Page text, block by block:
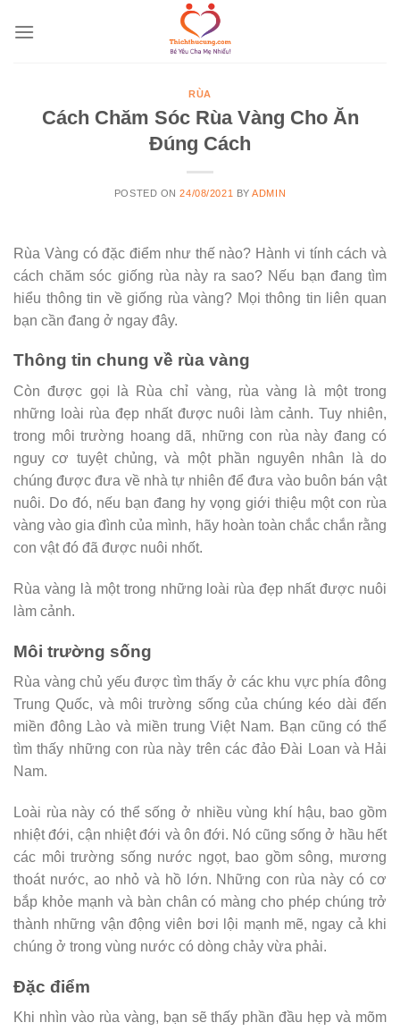
RÙA
Cách Chăm Sóc Rùa Vàng Cho Ăn
Đúng Cách
POSTED ON24/08/2021 BYADMIN
Rùa Vàng có đặc điểm như thế nào? Hành vi tính cách và
cách chăm sóc giống rùa này ra sao? Nếu bạn đang tìm
hiểu thông tin về giống rùa vàng? Mọi thông tin liên quan
bạn cần đang ở ngay đây.
Thông tin chung về rùa vàng
Còn được gọi là Rùa chỉ vàng, rùa vàng là một trong
những loài rùa đẹp nhất được nuôi làm cảnh. Tuy nhiên,
trong môi trường hoang dã, những con rùa này đang có
nguy cơ tuyệt chủng, và một phần nguyên nhân là do
chúng được đưa về nhà tự nhiên để đưa vào buôn bán vật
nuôi. Do đó, nếu bạn đang hy vọng giới thiệu một con rùa
vàng vào gia đình của mình, hãy hoàn toàn chắc chắn rằng
con vật đó đã được nuôi nhốt.
Rùa vàng là một trong những loài rùa đẹp nhất được nuôi
làm cảnh.
Môi trường sống
Rùa vàng chủ yếu được tìm thấy ở các khu vực phía đông
Trung Quốc, và môi trường sống của chúng kéo dài đến
miền đông Lào và miền trung Việt Nam. Bạn cũng có thể
tìm thấy những con rùa này trên các đảo Đài Loan và Hải
Nam.
Loài rùa này có thể sống ở nhiều vùng khí hậu, bao gồm
nhiệt đới, cận nhiệt đới và ôn đới. Nó cũng sống ở hầu hết
các môi trường sống nước ngọt, bao gồm sông, mương
thoát nước, ao nhỏ và hồ lớn. Những con rùa này có cơ
bắp khỏe mạnh và bàn chân có màng cho phép chúng trở
thành những vận động viên bơi lội mạnh mẽ, ngay cả khi
chúng ở trong vùng nước có dòng chảy vừa phải.
Đặc điểm
Khi nhìn vào rùa vàng, bạn sẽ thấy phần đầu hẹp và mõm